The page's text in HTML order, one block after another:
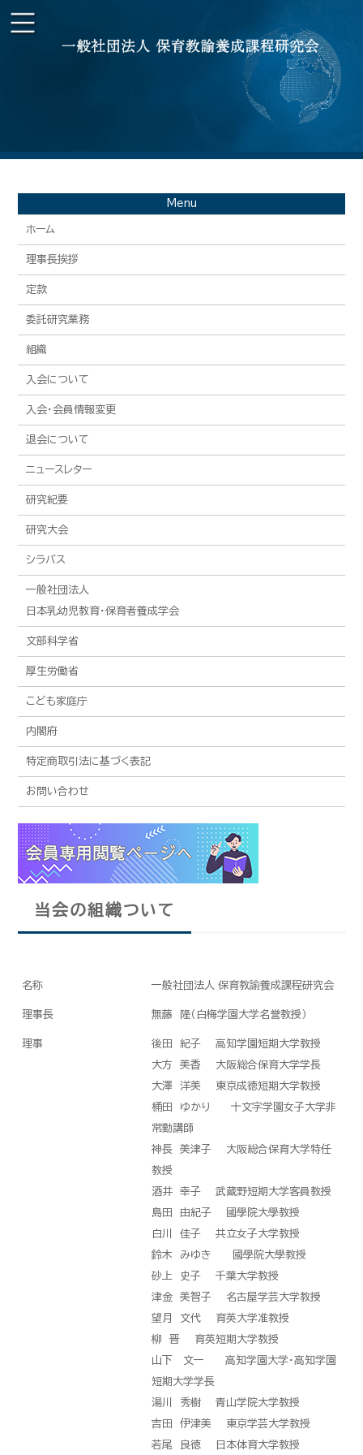
当会の組織ついて
名称 一般社団法人 保育教諭養成課程研究会
理事長 無藤 隆（白梅学園大学名誉教授）
理事
後田 紀子 高知学園短期大学教授
大方 美香 大阪総合保育大学学長
大澤 洋美 東京成徳短期大学教授
桶田 ゆかり 十文字学園女子大学非
常勤講師
神長 美津子 大阪総合保育大学特任
教授
酒井 幸子 武蔵野短期大学客員教授
島田 由紀子 國學院大學教授
白川 佳子 共立女子大学教授
鈴木 みゆき 國學院大學教授
砂上 史子 千葉大学教授
津金 美智子 名古屋学芸大学教授
望月 文代 育英大学准教授
柳 晋 育英短期大学教授
山下 文一 高知学園大学・高知学園
短期大学学長
湯川 秀樹 青山学院大学教授
吉田 伊津美 東京学芸大学教授
若尾 良徳 日本体育大学教授
Menu
ホーム
理事長挨拶
定款
委託研究業務
組織
入会について
入会・会員情報変更
退会について
ニュースレター
研究紀要
研究大会
シラバス
一般社団法人
日本乳幼児教育・保育者養成学会
文部科学省
厚生労働省
こども家庭庁
内閣府
特定商取引法に基づく表記
お問い合わせ